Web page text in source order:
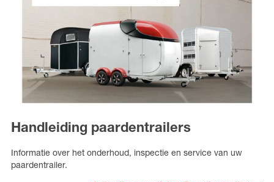
Handleiding paardentrailers
Informatie over het onderhoud, inspectie en service van uw
paardentrailer.